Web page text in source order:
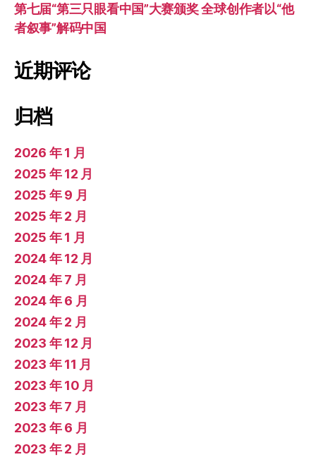
第七届“第三只眼看中国”大赛颁奖 全球创作者以“他
者叙事”解码中国
近期评论
归档
2026 年 1 月
2025 年 12 月
2025 年 9 月
2025 年 2 月
2025 年 1 月
2024 年 12 月
2024 年 7 月
2024 年 6 月
2024 年 2 月
2023 年 12 月
2023 年 11 月
2023 年 10 月
2023 年 7 月
2023 年 6 月
2023 年 2 月